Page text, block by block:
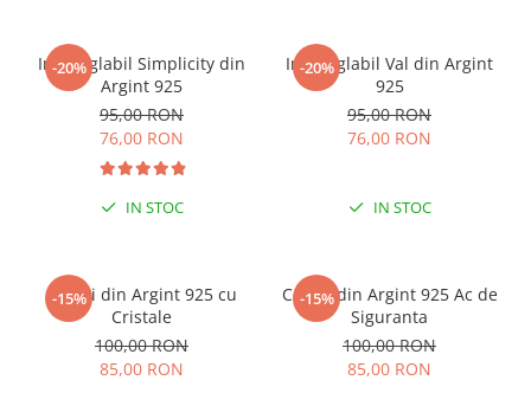
-20%
Inel reglabil Simplicity din
Argint 925
95,00 RON
76,00 RON
IN STOC
-20%
Inel reglabil Val din Argint
925
95,00 RON
76,00 RON
IN STOC
-15%
Cercei din Argint 925 cu
Cristale
100,00 RON
85,00 RON
-15%
Cercei din Argint 925 Ac de
Siguranta
100,00 RON
85,00 RON